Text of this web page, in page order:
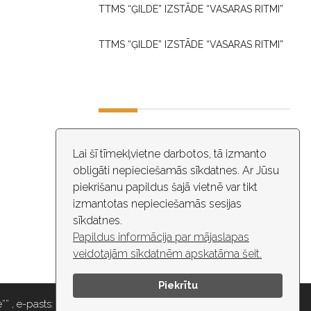
Lai šī tīmekļvietne darbotos, tā izmanto
obligāti nepieciešamās sīkdatnes. Ar Jūsu
piekrišanu papildus šajā vietnē var tikt
izmantotas nepieciešamās sesijas
sīkdatnes.
Papildus informācija par mājaslapas
veidotajām sīkdatnēm apskatāma šeit.
Piekrītu
TTMS “ĢILDE” IZSTĀDE “VASARAS RITMI”
TTMS “ĢILDE” IZSTĀDE “VASARAS RITMI”
DARBA LAIKS
10:00 - 18:30
ĒKĀ NOTIEK VIDEO NOVĒROŠANA
e-pasts: maza.gilde@riga.lv, tālr: 67037418